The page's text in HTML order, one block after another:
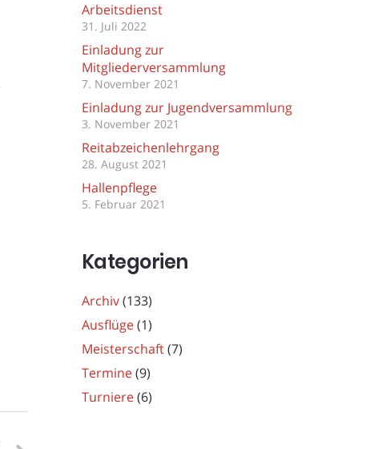
Arbeitsdienst
31. Juli 2022
Einladung zur
Mitgliederversammlung
7. November 2021
Einladung zur Jugendversammlung
3. November 2021
Reitabzeichenlehrgang
28. August 2021
Hallenpflege
5. Februar 2021
Kategorien
Archiv(133)
Ausflüge(1)
Meisterschaft(7)
Termine(9)
Turniere(6)